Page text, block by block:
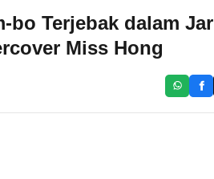
bo Terjebak dalam
Miss Hong